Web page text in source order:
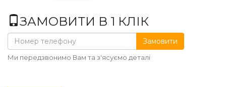
ЗАМОВИТИ В 1 КЛІК
Замовити
Ми передзвонимо Вам та з'ясуємо деталі